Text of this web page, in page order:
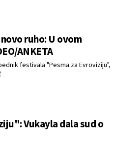
ruho: U ovom
ANKETA
festivala "Pesma za Evroviziju",
Vukayla dala sud o